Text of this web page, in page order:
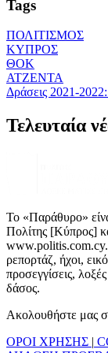
Tags
ΠΟΛΙΤΙΣΜΟΣ
ΚΥΠΡΟΣ
ΘΟΚ
ΑΤΖΕΝΤΑ
Δράσεις 2021-
Τελευταία
Το «Παράθυρο»
Πολίτης [Κύπρος]
www.politis.com.cy.
ρεπορτάζ, ήχοι,
προσεγγίσεις,
δάσος.
Ακολουθήστε μας
ΟΡΟΙ ΧΡΗΣΗΣ |